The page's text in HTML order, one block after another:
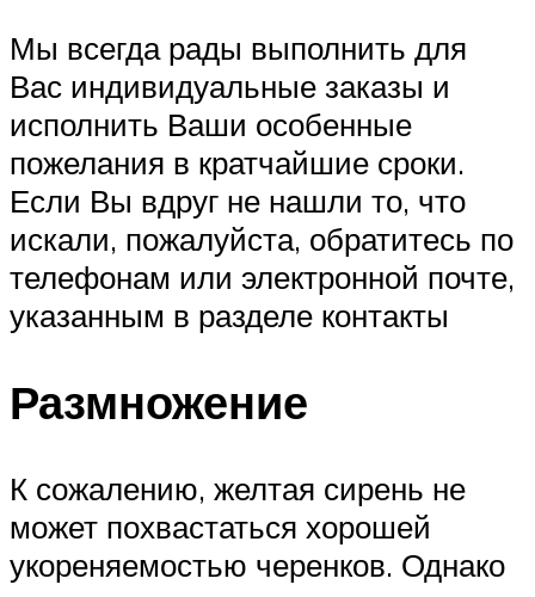
Мы всегда рады выполнить для
Вас индивидуальные заказы и
исполнить Ваши особенные
пожелания в кратчайшие сроки.
Если Вы вдруг не нашли то, что
искали, пожалуйста, обратитесь по
телефонам или электронной почте,
указанным в разделе контакты
Размножение
К сожалению, желтая сирень не
может похвастаться хорошей
укореняемостью черенков. Однако